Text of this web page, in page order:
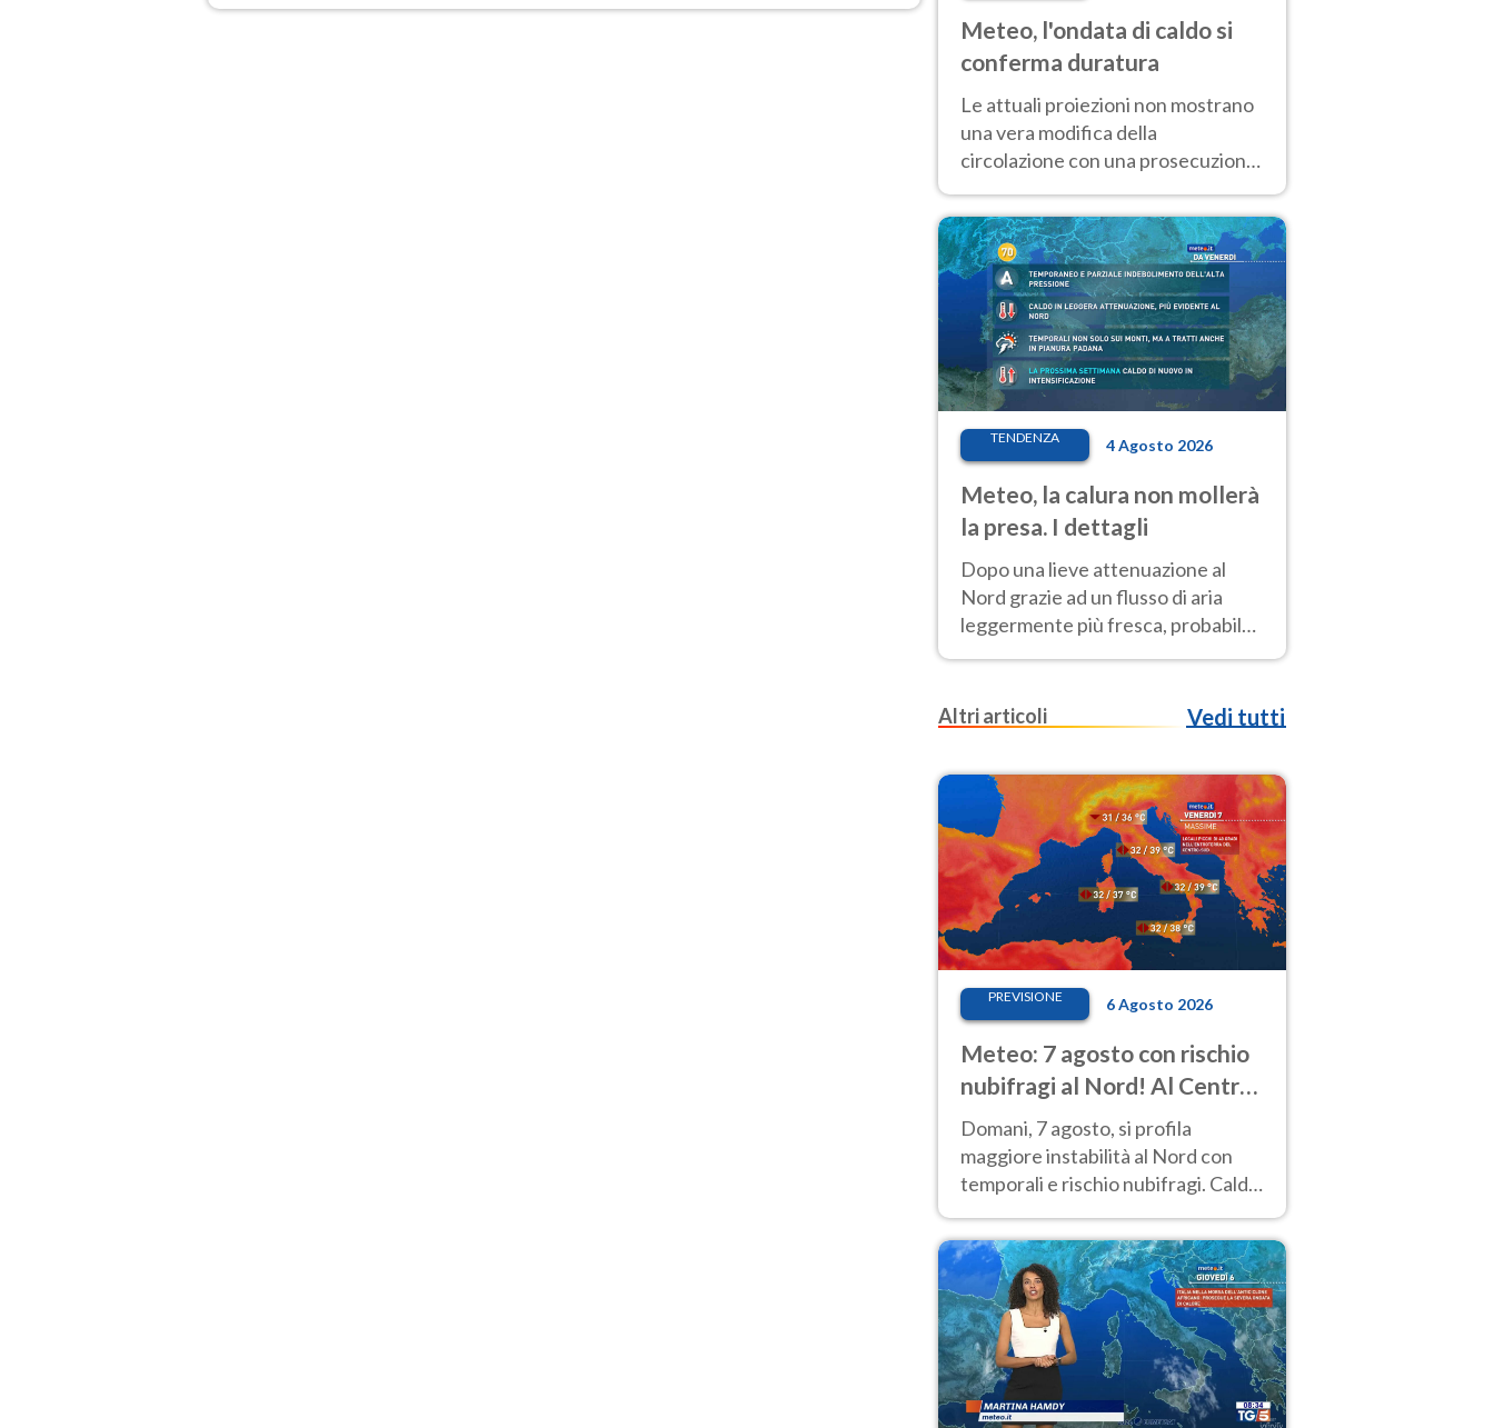
Meteo, l'ondata di caldo si
conferma duratura
Le attuali proiezioni non mostrano
una vera modifica della
circolazione con una prosecuzione
giorni, compresa la settimana di
Ferragosto
TENDENZA 4 Agosto 2026
Meteo, la calura non mollerà
la presa. I dettagli
Dopo una lieve attenuazione al
Nord grazie ad un flusso di aria
leggermente più fresca, probabile
nuovo rinforzo dell’anticiclone
Altri articoli
Vedi tutti
PREVISIONE 6 Agosto 2026
Meteo: 7 agosto con rischio
nubifragi al Nord! Al Centro-
Sud caldo estremo
Domani, 7 agosto, si profila
maggiore instabilità al Nord con
temporali e rischio nubifragi. Caldo
previsioni.